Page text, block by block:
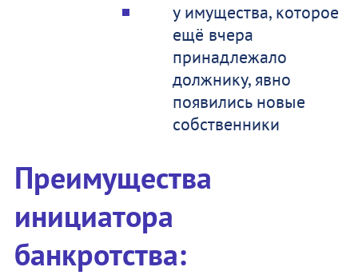
у имущества, которое
ещё вчера
принадлежало
должнику, явно
появились новые
собственники
Преимущества
инициатора
банкротства: